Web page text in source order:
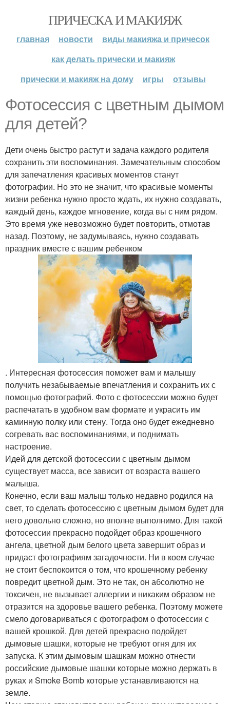
ПРИЧЕСКА И МАКИЯЖ
главная новости
виды макияжа и причесок
как делать прически и макияж
прически и макияж на дому
игры отзывы
Фотосессия с цветным дымом
для детей?
Дети очень быстро растут и задача каждого родителя
сохранить эти воспоминания. Замечательным способом
для запечатления красивых моментов станут
фотографии. Но это не значит, что красивые моменты
жизни ребенка нужно просто ждать, их нужно создавать,
каждый день, каждое мгновение, когда вы с ним рядом.
Это время уже невозможно будет повторить, отмотав
назад. Поэтому, не задумываясь, нужно создавать
праздник вместе с вашим ребенком
. Интересная фотосессия поможет вам и малышу
получить незабываемые впечатления и сохранить их с
помощью фотографий. Фото с фотосессии можно будет
распечатать в удобном вам формате и украсить им
каминную полку или стену. Тогда оно будет ежедневно
согревать вас воспоминаниями, и поднимать
настроение.
Идей для детской фотосессии с цветным дымом
существует масса, все зависит от возраста вашего
малыша.
Конечно, если ваш малыш только недавно родился на
свет, то сделать фотосессию с цветным дымом будет для
него довольно сложно, но вполне выполнимо. Для такой
фотосессии прекрасно подойдет образ крошечного
ангела, цветной дым белого цвета завершит образ и
придаст фотографиям загадочности. Ни в коем случае
не стоит беспокоится о том, что крошечному ребенку
повредит цветной дым. Это не так, он абсолютно не
токсичен, не вызывает аллергии и никаким образом не
отразится на здоровье вашего ребенка. Поэтому можете
смело договариваться с фотографом о фотосессии с
вашей крошкой. Для детей прекрасно подойдет
дымовые шашки, которые не требуют огня для их
запуска. К этим дымовым шашкам можно отнести
российские дымовые шашки которые можно держать в
руках и Smoke Bomb которые устанавливаются на
земле.